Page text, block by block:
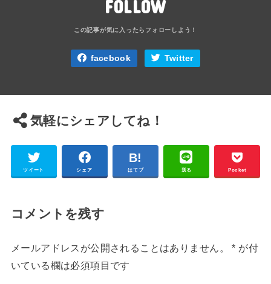
FOLLOW
facebook Twitter
気軽にシェアしてね！
ツイート シェア はてブ 送る Pocket
コメントを残す
メールアドレスが公開されることはありません。 * が付
いている欄は必須項目です